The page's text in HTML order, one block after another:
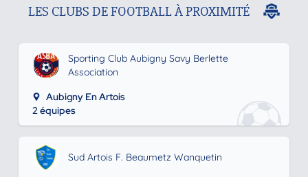
LES CLUBS DE FOOTBALL À PROXIMITÉ
Sporting Club Aubigny Savy Berlette
Association
Aubigny En Artois
2 équipes
Sud Artois F. Beaumetz Wanquetin